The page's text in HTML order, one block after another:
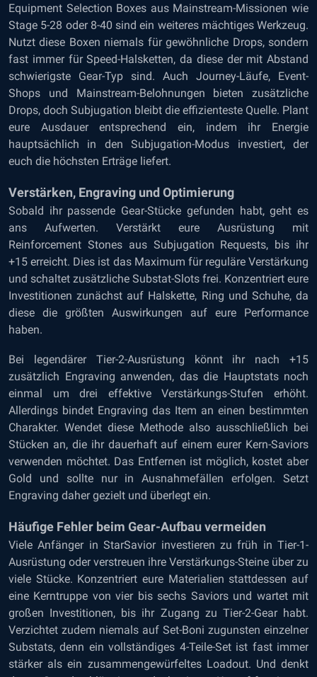
Equipment Selection Boxes aus Mainstream-Missionen wie
Stage 5-28 oder 8-40 sind ein weiteres mächtiges Werkzeug.
Nutzt diese Boxen niemals für gewöhnliche Drops, sondern
fast immer für Speed-Halsketten, da diese der mit Abstand
schwierigste Gear-Typ sind. Auch Journey-Läufe, Event-
Shops und Mainstream-Belohnungen bieten zusätzliche
Drops, doch Subjugation bleibt die effizienteste Quelle. Plant
eure Ausdauer entsprechend ein, indem ihr Energie
hauptsächlich in den Subjugation-Modus investiert, der
euch die höchsten Erträge liefert.
Verstärken, Engraving und Optimierung
Sobald ihr passende Gear-Stücke gefunden habt, geht es
ans Aufwerten. Verstärkt eure Ausrüstung mit
Reinforcement Stones aus Subjugation Requests, bis ihr
+15 erreicht. Dies ist das Maximum für reguläre Verstärkung
und schaltet zusätzliche Substat-Slots frei. Konzentriert eure
Investitionen zunächst auf Halskette, Ring und Schuhe, da
diese die größten Auswirkungen auf eure Performance
haben.
Bei legendärer Tier-2-Ausrüstung könnt ihr nach +15
zusätzlich Engraving anwenden, das die Hauptstats noch
einmal um drei effektive Verstärkungs-Stufen erhöht.
Allerdings bindet Engraving das Item an einen bestimmten
Charakter. Wendet diese Methode also ausschließlich bei
Stücken an, die ihr dauerhaft auf einem eurer Kern-Saviors
verwenden möchtet. Das Entfernen ist möglich, kostet aber
Gold und sollte nur in Ausnahmefällen erfolgen. Setzt
Engraving daher gezielt und überlegt ein.
Häufige Fehler beim Gear-Aufbau vermeiden
Viele Anfänger in StarSavior investieren zu früh in Tier-1-
Ausrüstung oder verstreuen ihre Verstärkungs-Steine über zu
viele Stücke. Konzentriert eure Materialien stattdessen auf
eine Kerntruppe von vier bis sechs Saviors und wartet mit
großen Investitionen, bis ihr Zugang zu Tier-2-Gear habt.
Verzichtet zudem niemals auf Set-Boni zugunsten einzelner
Substats, denn ein vollständiges 4-Teile-Set ist fast immer
stärker als ein zusammengewürfeltes Loadout. Und denkt